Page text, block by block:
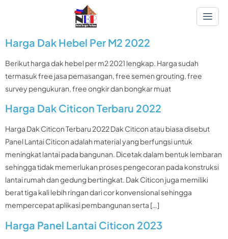
Harga Dak Hebel Per M2 2022
Berikut harga dak hebel per m2 2021 lengkap. Harga sudah
termasuk free jasa pemasangan, free semen grouting, free
survey pengukuran, free ongkir dan bongkar muat
Harga Dak Citicon Terbaru 2022
Harga Dak Citicon Terbaru 2022 Dak Citicon atau biasa disebut
Panel Lantai Citicon adalah material yang berfungsi untuk
meningkat lantai pada bangunan. Dicetak dalam bentuk lembaran
sehingga tidak memerlukan proses pengecoran pada konstruksi
lantai rumah dan gedung bertingkat. Dak Citicon juga memiliki
berat tiga kali lebih ringan dari cor konvensional sehingga
mempercepat aplikasi pembangunan serta […]
Harga Panel Lantai Citicon 2023